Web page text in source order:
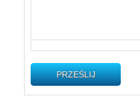
PRZEŚLIJ